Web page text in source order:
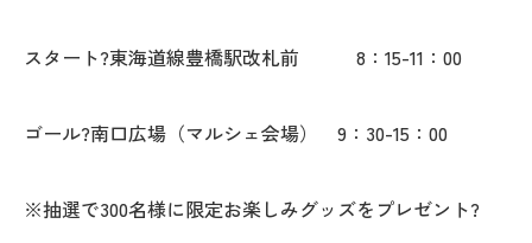
スタート?東海道線豊橋駅改札前 8：15-11：00
ゴール?南口広場（マルシェ会場） 9：30-15：00
※抽選で300名様に限定お楽しみグッズをプレゼント?